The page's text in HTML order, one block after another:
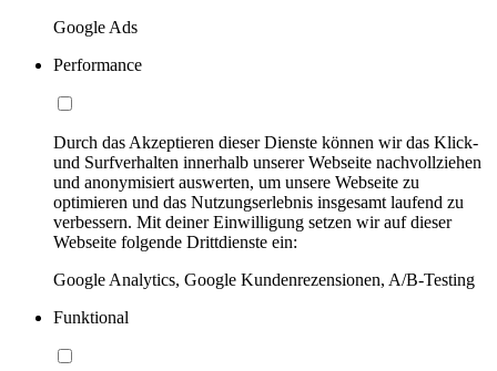
Google Ads
Performance
Durch das Akzeptieren dieser Dienste können wir das Klick-
und Surfverhalten innerhalb unserer Webseite nachvollziehen
und anonymisiert auswerten, um unsere Webseite zu
optimieren und das Nutzungserlebnis insgesamt laufend zu
verbessern. Mit deiner Einwilligung setzen wir auf dieser
Webseite folgende Drittdienste ein:
Google Analytics, Google Kundenrezensionen, A/B-Testing
Funktional